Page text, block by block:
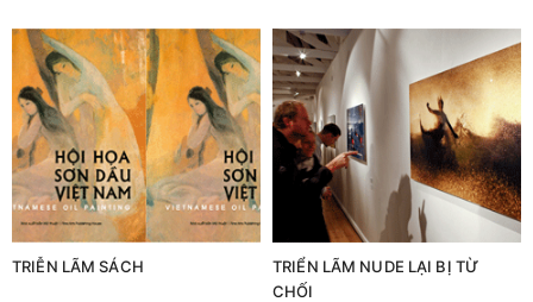
TRIỄN LÃM SÁCH
TRIỂN LÃM NUDE LẠI BỊ TỪ
CHỐI